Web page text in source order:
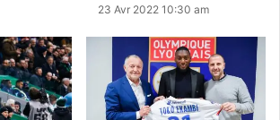
23 Avr 2022 10:30 am